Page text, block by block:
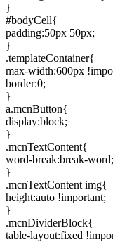
}
#bodyCell{
padding:50px 50px;
}
.templateContainer{
max-width:600px
border:0;
}
a.mcnButton{
display:block;
}
.mcnTextContent{
word-break:break-word;
}
.mcnTextContent img{
height:auto !important;
}
.mcnDividerBlock{
table-layout:fixed